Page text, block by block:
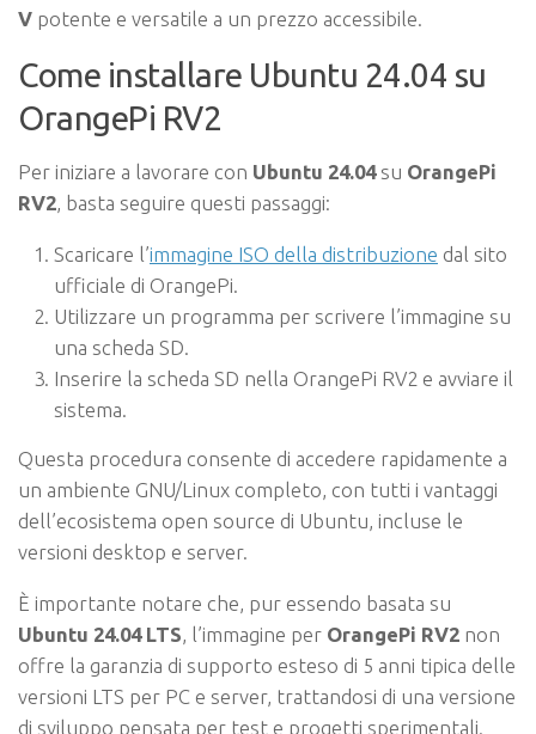
V potente e versatile a un prezzo accessibile.
Come installare Ubuntu 24.04 su
OrangePi RV2
Per iniziare a lavorare con Ubuntu 24.04su OrangePi
RV2, basta seguire questi passaggi:
Scaricare l’immagine ISO della distribuzione dal sito
ufficiale di OrangePi.
Utilizzare un programma per scrivere l’immagine su
una scheda SD.
Inserire la scheda SD nella OrangePi RV2 e avviare il
sistema.
Questa procedura consente di accedere rapidamente a
un ambiente GNU/Linux completo, con tutti i vantaggi
dell’ecosistema open source di Ubuntu, incluse le
versioni desktop e server.
È importante notare che, pur essendo basata su
Ubuntu 24.04 LTS , l’immagine per OrangePi RV2 non
offre la garanzia di supporto esteso di 5 anni tipica delle
versioni LTS per PC e server, trattandosi di una versione
di sviluppo pensata per test e progetti sperimentali.